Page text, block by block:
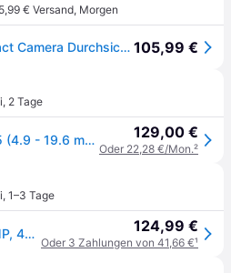
5,99 € Versand, Morgen
Kodak Pixpro Fz45 Compact Camera Durchsichtig One Size / EU Plug 220V 105,99 €
, 2 Tage
Kodak Friendly Zoom FZ45 (4.9 - 19.6 mm, 16Mpx, 1/2,3''), Kamera, Weiss 129,00 €
Oder 22,28 €/Mon.²
, 1–3 Tage
Kodak PIXPRO FZ45, 16 MP, 4608 x 3456 Pixel, CMOS, 4x, Full HD, Weiß 124,99 €
Oder 3 Zahlungen von 41,66 €¹